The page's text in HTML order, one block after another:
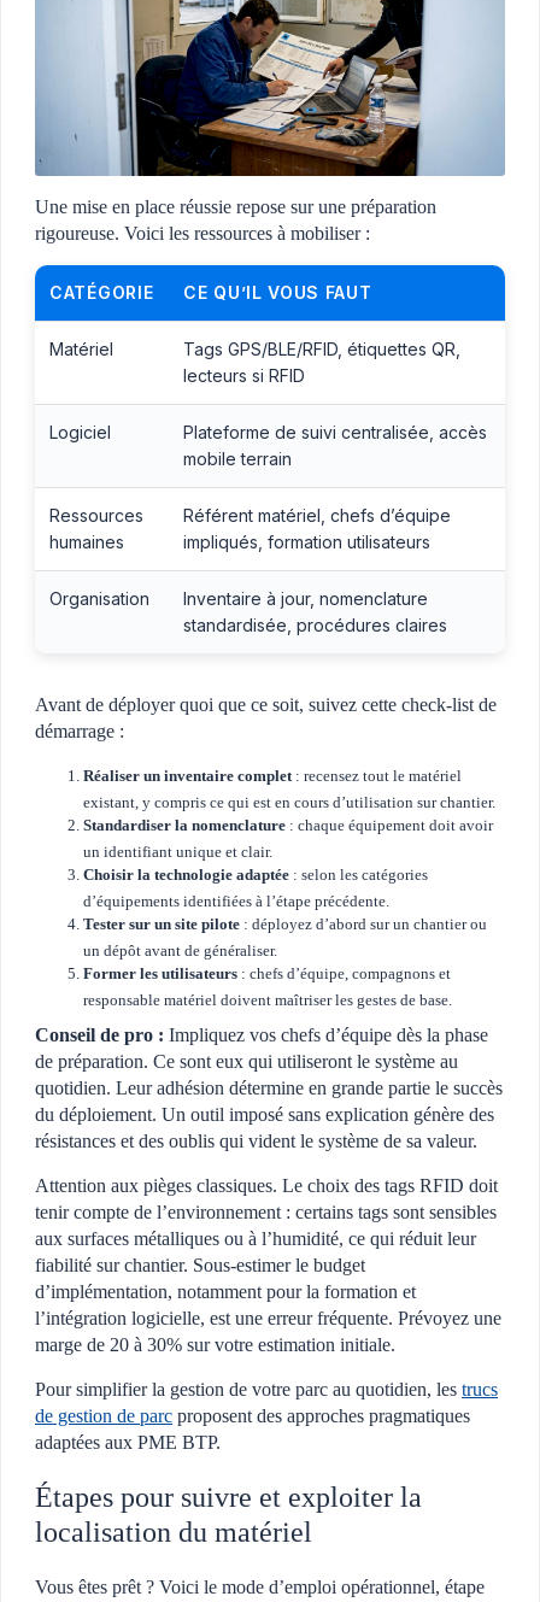
Une mise en place réussie repose sur une préparation
rigoureuse. Voici les ressources à mobiliser :
CATÉGORIE CE QU’IL VOUS FAUT
Matériel
Tags GPS/BLE/RFID, étiquettes QR,
lecteurs si RFID
Logiciel
Plateforme de suivi centralisée, accès
mobile terrain
Ressources
humaines
Référent matériel, chefs d’équipe
impliqués, formation utilisateurs
Organisation
Inventaire à jour, nomenclature
standardisée, procédures claires
Avant de déployer quoi que ce soit, suivez cette check-list de
démarrage :
Réaliser un inventaire complet: recensez tout le matériel
existant, y compris ce qui est en cours d’utilisation sur chantier.
Standardiser la nomenclature : chaque équipement doit avoir
un identifiant unique et clair.
Choisir la technologie adaptée : selon les catégories
d’équipements identifiées à l’étape précédente.
Tester sur un site pilote : déployez d’abord sur un chantier ou
un dépôt avant de généraliser.
Former les utilisateurs : chefs d’équipe, compagnons et
responsable matériel doivent maîtriser les gestes de base.
Conseil de pro : Impliquez vos chefs d’équipe dès la phase
de préparation. Ce sont eux qui utiliseront le système au
quotidien. Leur adhésion détermine en grande partie le succès
du déploiement. Un outil imposé sans explication génère des
résistances et des oublis qui vident le système de sa valeur.
Attention aux pièges classiques. Le choix des tags RFID doit
tenir compte de l’environnement : certains tags sont sensibles
aux surfaces métalliques ou à l’humidité, ce qui réduit leur
fiabilité sur chantier. Sous-estimer le budget
d’implémentation, notamment pour la formation et
l’intégration logicielle, est une erreur fréquente. Prévoyez une
marge de 20 à 30% sur votre estimation initiale.
Pour simplifier la gestion de votre parc au quotidien, les trucs
de gestion de parc proposent des approches pragmatiques
adaptées aux PME BTP.
Étapes pour suivre et exploiter la
localisation du matériel
Vous êtes prêt ? Voici le mode d’emploi opérationnel, étape